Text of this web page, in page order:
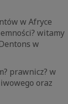
w Afryce
witamy
w
prawnicz? w
oraz